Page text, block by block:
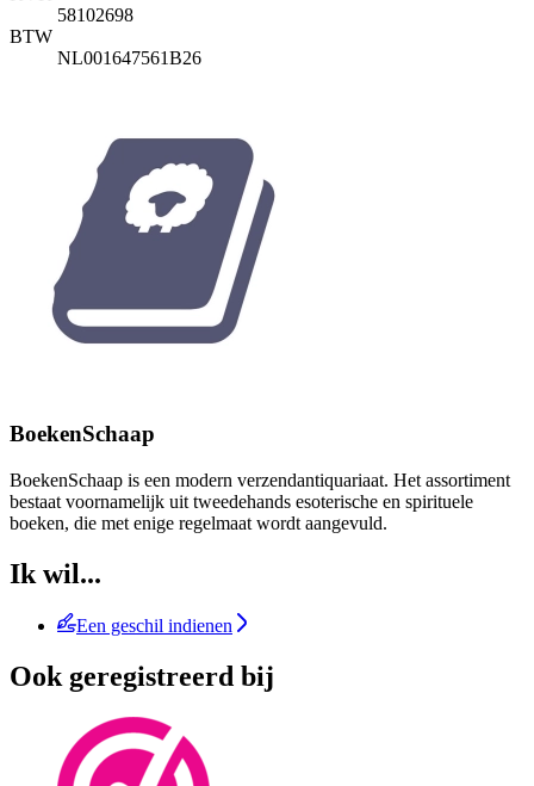
58102698
BTW
NL001647561B26
BoekenSchaap
BoekenSchaap is een modern verzendantiquariaat. Het assortiment
bestaat voornamelijk uit tweedehands esoterische en spirituele
boeken, die met enige regelmaat wordt aangevuld.
Ik wil...
Een geschil indienen
Ook geregistreerd bij